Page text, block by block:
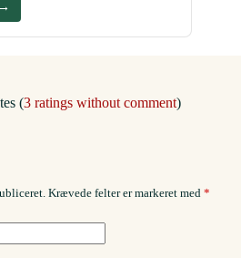
→
(3 ratings without comment)
Krævede felter er markeret med *